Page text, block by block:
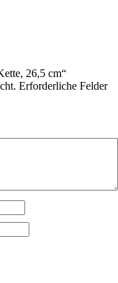
26,5 cm“
Erforderliche Felder